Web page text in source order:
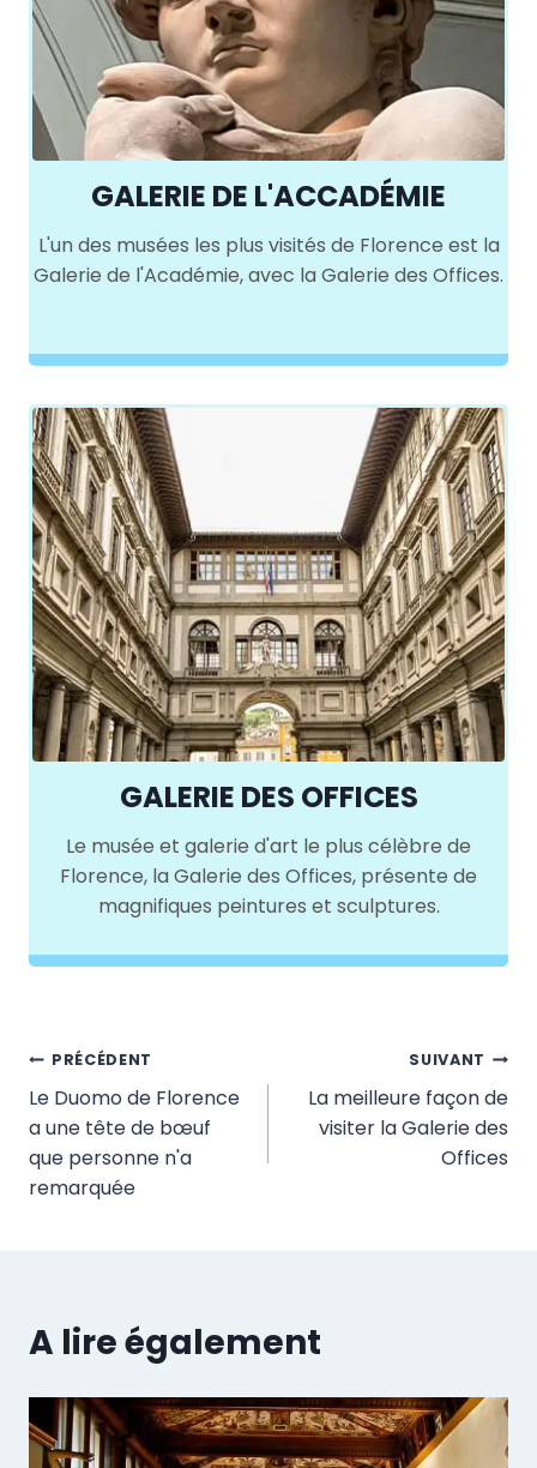
GALERIE DE L'ACCADÉMIE
L'un des musées les plus visités de Florence est la
Galerie de l'Académie, avec la Galerie des Offices.
GALERIE DES OFFICES
Le musée et galerie d'art le plus célèbre de
Florence, la Galerie des Offices, présente de
magnifiques peintures et sculptures.
Navigation
de
l’article
PRÉCÉDENT
Le Duomo de Florence
a une tête de bœuf
que personne n'a
remarquée
SUIVANT
La meilleure façon de
visiter la Galerie des
Offices
A lire également